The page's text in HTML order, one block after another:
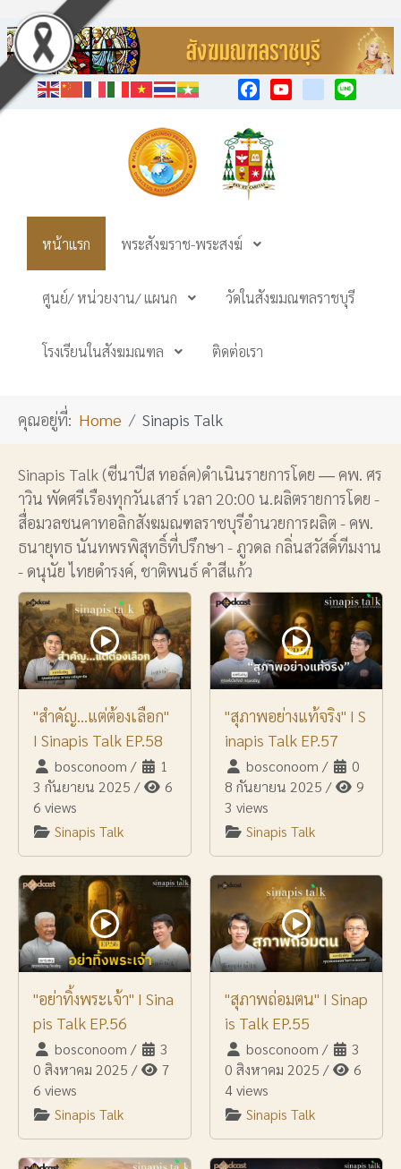
หน้าแรก พระสังฆราช-พระสงฆ์
ศูนย์/ หน่วยงาน/ แผนก วัดในสังฆมณฑลราชบุรี
โรงเรียนในสังฆมณฑล ติดต่อเรา
คุณอยู่ที่: Home Sinapis Talk
Sinapis Talk (ซีนาปีส ทอล์ค)ดำเนินรายการโดย ― คพ. ศร
าวิน พัดศรีเรืองทุกวันเสาร์ เวลา 20:00 น.ผลิตรายการโดย -
สื่อมวลชนคาทอลิกสังฆมณฑลราชบุรีอำนวยการผลิต - คพ.
ธนายุทธ นันทพรพิสุทธิ์ที่ปรึกษา - ภูวดล กลิ่นสวัสดิ์ทีมงาน
- ดนุนัย ไทยดำรงค์, ชาติพนธ์ คำสีแก้ว
"สำคัญ...แต่ต้องเลือก"
I Sinapis Talk EP.58
bosconoom /
1
3 กันยายน 2025 /
6
6 views
Sinapis Talk
"สุภาพอย่างแท้จริง" I S
inapis Talk EP.57
bosconoom /
0
8 กันยายน 2025 /
9
3 views
Sinapis Talk
"อย่าทิ้งพระเจ้า" I Sina
pis Talk EP.56
bosconoom /
3
0 สิงหาคม 2025 /
7
6 views
Sinapis Talk
"สุภาพถ่อมตน" I Sinap
is Talk EP.55
bosconoom /
3
0 สิงหาคม 2025 /
6
4 views
Sinapis Talk